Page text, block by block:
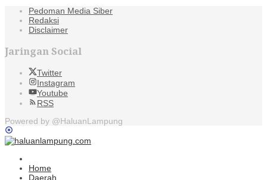
Pedoman Media Siber
Redaksi
Disclaimer
Jaringan Social
Twitter
Instagram
Youtube
RSS
Powered by @HaluanLampung
Home
Daerah